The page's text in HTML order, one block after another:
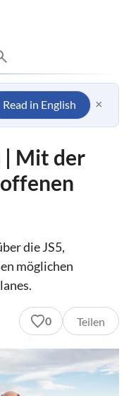
Read in English ×
| Mit der
die JS5,
möglichen
0 Teilen